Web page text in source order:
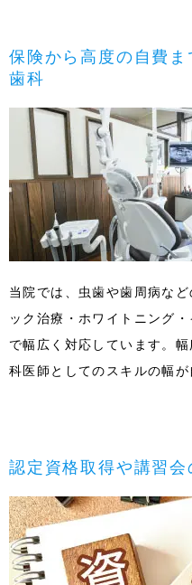
保険から高度の自費
歯科
当院では、虫歯や歯周病な
ック治療・ホワイトニング
で幅広く対応しています。
科医師としてのスキルの幅が
認定資格取得や講習会